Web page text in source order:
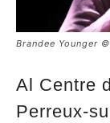
Brandee Younger
Al Centre
Perreux-